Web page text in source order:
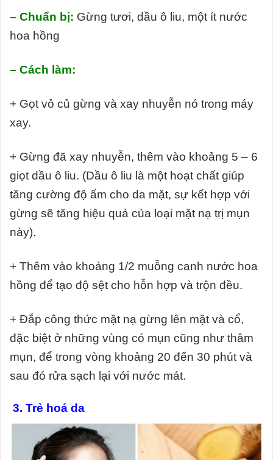
– Chuẩn bị: Gừng tươi, dầu ô liu, một ít nước
hoa hồng
– Cách làm:
+ Gọt vỏ củ gừng và xay nhuyễn nó trong máy
xay.
+ Gừng đã xay nhuyễn, thêm vào khoảng 5 – 6
giọt dầu ô liu. (Dầu ô liu là một hoạt chất giúp
tăng cường độ ẩm cho da mặt, sự kết hợp với
gừng sẽ tăng hiệu quả của loại mặt nạ trị mụn
này).
+ Thêm vào khoảng 1/2 muỗng canh nước hoa
hồng để tạo độ sệt cho hỗn hợp và trộn đều.
+ Đắp công thức mặt nạ gừng lên mặt và cổ,
đặc biệt ở những vùng có mụn cũng như thâm
mụn, để trong vòng khoảng 20 đến 30 phút và
sau đó rửa sạch lại với nước mát.
3. Trẻ hoá da